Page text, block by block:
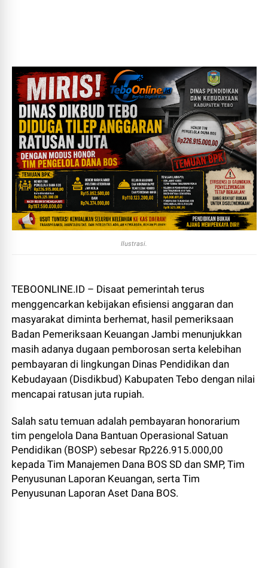
Ilustrasi.
TEBOONLINE.ID – Disaat pemerintah terus
menggencarkan kebijakan efisiensi anggaran dan
masyarakat diminta berhemat, hasil pemeriksaan
Badan Pemeriksaan Keuangan Jambi menunjukkan
masih adanya dugaan pemborosan serta kelebihan
pembayaran di lingkungan Dinas Pendidikan dan
Kebudayaan (Disdikbud) Kabupaten Tebo dengan nilai
mencapai ratusan juta rupiah.
Salah satu temuan adalah pembayaran honorarium
tim pengelola Dana Bantuan Operasional Satuan
Pendidikan (BOSP) sebesar Rp226.915.000,00
kepada Tim Manajemen Dana BOS SD dan SMP, Tim
Penyusunan Laporan Keuangan, serta Tim
Penyusunan Laporan Aset Dana BOS.